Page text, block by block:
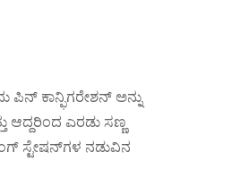
ಪಿನ್ ಕಾನ್ಫಿಗರೇಶನ್ ಅನ್ನು
ಆದ್ದರಿಂದ ಎರಡು ಸಣ್ಣ
ಸ್ಟೇಷನ್‌ಗಳ ನಡುವಿನ